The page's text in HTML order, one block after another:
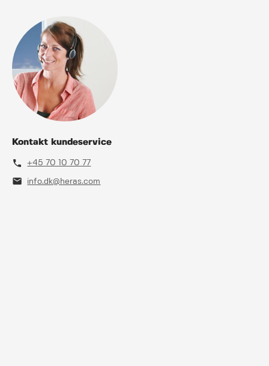
Kontakt kundeservice
phone +45 70 10 70 77
mail info.dk@heras.com